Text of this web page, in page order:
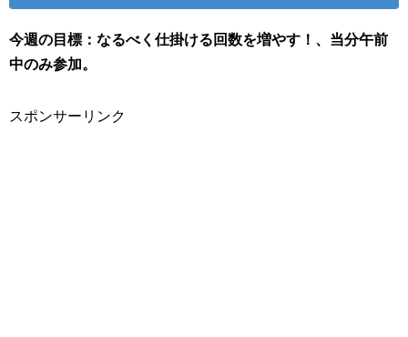
今週の目標：なるべく仕掛ける回数を増やす！、当分午前
中のみ参加。
スポンサーリンク